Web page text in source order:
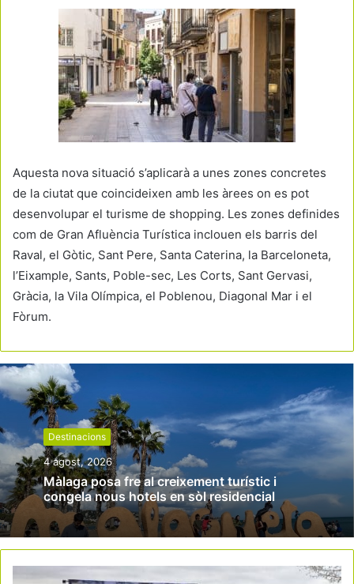
Aquesta nova situació s’aplicarà a unes zones concretes
de la ciutat que coincideixen amb les àrees on es pot
desenvolupar el turisme de shopping. Les zones definides
com de Gran Afluència Turística inclouen els barris del
Raval, el Gòtic, Sant Pere, Santa Caterina, la Barceloneta,
l’Eixample, Sants, Poble-sec, Les Corts, Sant Gervasi,
Gràcia, la Vila Olímpica, el Poblenou, Diagonal Mar i el
Fòrum.
Destinacions
4 agost, 2026
Màlaga posa fre al creixement turístic i
congela nous hotels en sòl residencial